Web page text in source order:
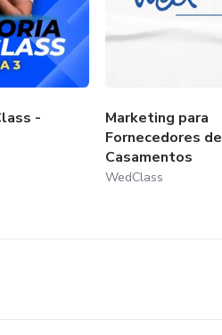
-
Marketing para
Fornecedores de
Casamentos
WedClass